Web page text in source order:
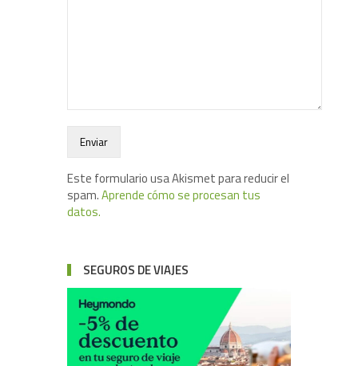
Este formulario usa Akismet para reducir el
spam.Aprende cómo se procesan tus
datos.
SEGUROS DE VIAJES